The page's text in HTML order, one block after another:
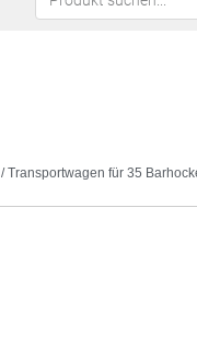
/ Transportwagen für 35